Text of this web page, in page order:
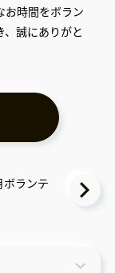
お時間をボラン
、誠にありがと
ランテ